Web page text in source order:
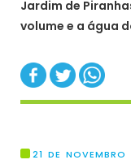
Jardim de
volume e a água
21 DE NOVEMBRO